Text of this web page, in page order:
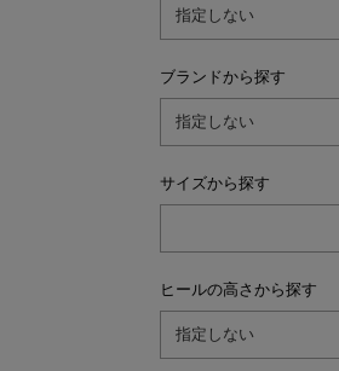
ブランドから探す
サイズから探す
ヒールの高さから探す